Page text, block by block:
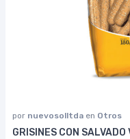
por nuevosolltda en Otros
GRISINES CON